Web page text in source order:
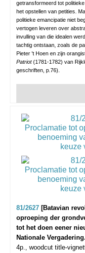
getransformeerd tot
het opstellen van petities.
politieke emancipatie niet
vertogen leveren over
invulling van die idealen
tachtig ontstaan, zoals de
Pieter 't Hoen en zijn
Patriot(1781-1782) van
geschriften, p.76).
81/2627 [Batavian
oproeping der
tot het doen eener
Nationale Vergadering.
4p., woodcut title-